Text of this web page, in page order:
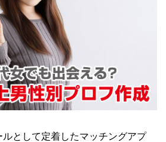
として定着したマッチングアプ